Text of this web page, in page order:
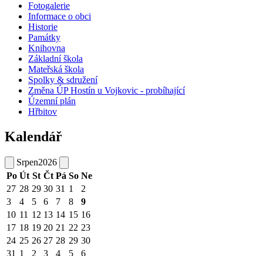
Fotogalerie
Informace o obci
Historie
Památky
Knihovna
Základní škola
Mateřská škola
Spolky & sdružení
Změna ÚP Hostín u Vojkovic - probíhající
Územní plán
Hřbitov
Kalendář
Srpen2026
Po Út St Čt Pá So Ne
27 28 29 30 31 1
2
3
4 5 6 7 8
9
10 11 12 13 14 15 16
17 18 19 20 21 22 23
24 25 26 27 28 29 30
31 1 2 3 4 5 6